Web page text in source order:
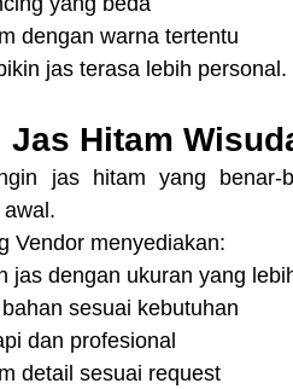
dengan warna tertentu
jas terasa lebih personal.
Hitam
jas hitam yang benar-
Vendor menyediakan:
jas dengan ukuran yang
sesuai kebutuhan
dan profesional
detail sesuai request